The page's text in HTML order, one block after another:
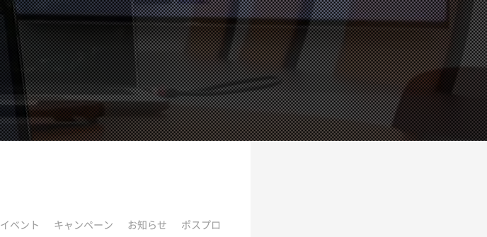
イベント キャンペーン お知らせ ポスプロ